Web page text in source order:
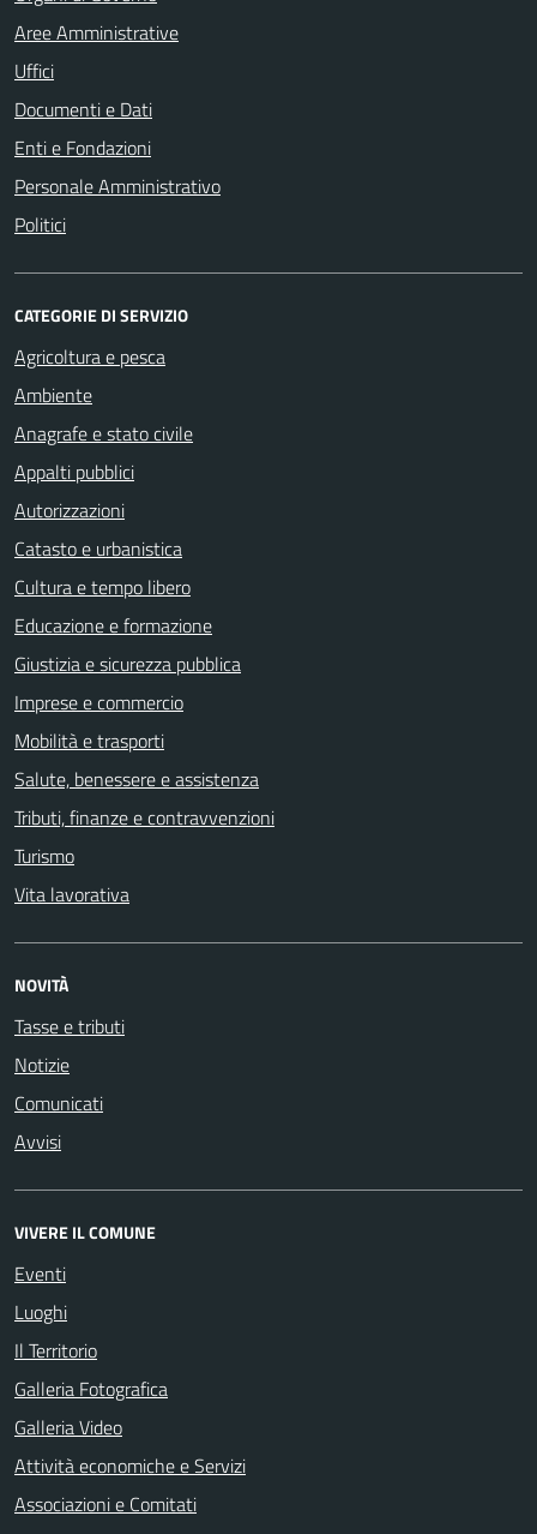
Aree Amministrative
Uffici
Documenti e Dati
Enti e Fondazioni
Personale Amministrativo
Politici
CATEGORIE DI SERVIZIO
Agricoltura e pesca
Ambiente
Anagrafe e stato civile
Appalti pubblici
Autorizzazioni
Catasto e urbanistica
Cultura e tempo libero
Educazione e formazione
Giustizia e sicurezza pubblica
Imprese e commercio
Mobilità e trasporti
Salute, benessere e assistenza
Tributi, finanze e contravvenzioni
Turismo
Vita lavorativa
NOVITÀ
Tasse e tributi
Notizie
Comunicati
Avvisi
VIVERE IL COMUNE
Eventi
Luoghi
Il Territorio
Galleria Fotografica
Galleria Video
Attività economiche e Servizi
Associazioni e Comitati